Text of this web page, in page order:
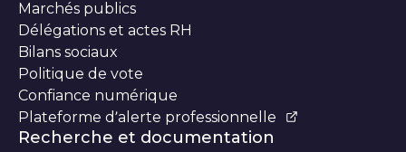
Marchés publics
Délégations et actes RH
Bilans sociaux
Politique de vote
Confiance numérique
Plateforme d’alerte professionnelle
Recherche et documentation